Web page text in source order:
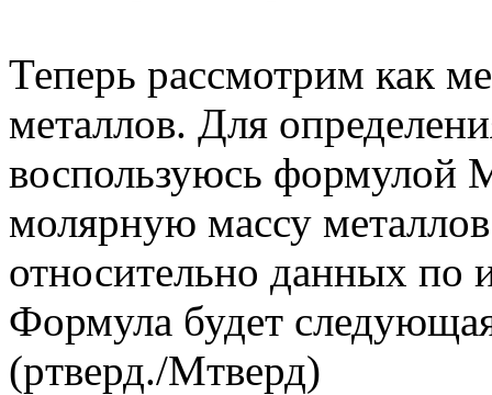
Теперь рассмотрим как
металлов. Для
воспользуюсь формулой
молярную массу
относительно данных по
Формула будет
(pтверд./Mтверд)